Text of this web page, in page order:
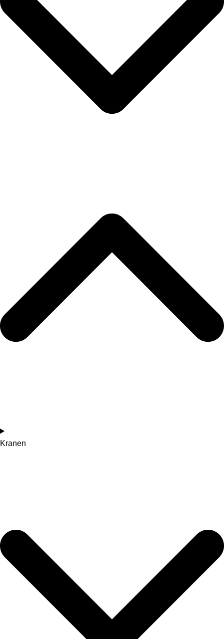
Kranen